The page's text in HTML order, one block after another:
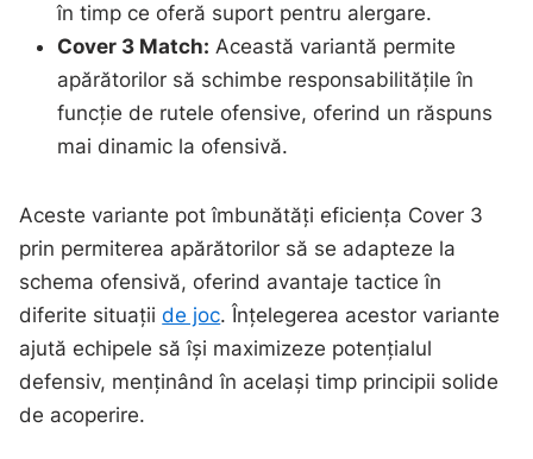
în timp ce oferă suport pentru alergare.
Cover 3 Match: Această variantă permite
apărătorilor să schimbe responsabilitățile în
funcție de rutele ofensive, oferind un răspuns
mai dinamic la ofensivă.
Aceste variante pot îmbunătăți eficiența Cover 3
prin permiterea apărătorilor să se adapteze la
schema ofensivă, oferind avantaje tactice în
diferite situațiide joc. Înțelegerea acestor variante
ajută echipele să își maximizeze potențialul
defensiv, menținând în același timp principii solide
de acoperire.